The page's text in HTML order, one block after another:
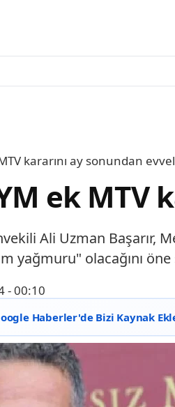
kararını ay sonundan
ek
Ali Uzman
yağmuru" olacağını
- 00:10
Haberler'de Bizi Kaynak